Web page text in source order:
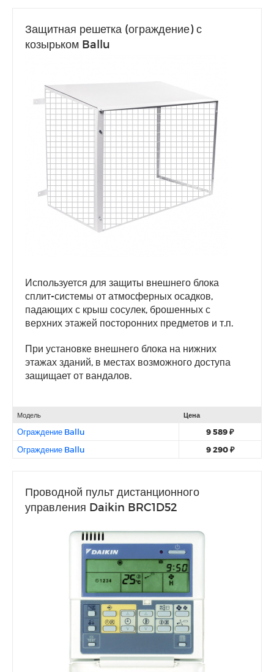
Защитная решетка (ограждение) с
козырьком Ballu
Используется для защиты внешнего блока
сплит-системы от атмосферных осадков,
падающих с крыш сосулек, брошенных с
верхних этажей посторонних предметов и т.п.
При установке внешнего блока на нижних
этажах зданий, в местах возможного доступа
защищает от вандалов.
Модель Цена
Ограждение Ballu
9 589 ₽
Ограждение Ballu
9 290 ₽
Проводной пульт дистанционного
управления Daikin BRC1D52